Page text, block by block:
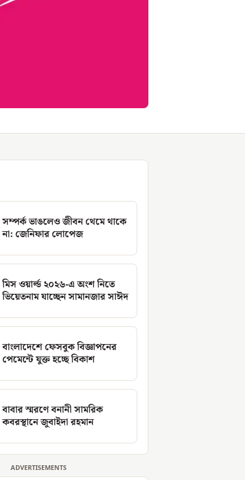
সম্পর্ক ভাঙলেও জীবন থেমে থাকে
না: জেনিফার লোপেজ
মিস ওয়ার্ল্ড ২০২৬-এ অংশ নিতে
ভিয়েতনাম যাচ্ছেন সামানজার সাঈদ
বাংলাদেশে ফেসবুক বিজ্ঞাপনের
পেমেন্টে যুক্ত হচ্ছে বিকাশ
বাবার স্মরণে বনানী সামরিক
কবরস্থানে জুবাইদা রহমান
ADVERTISEMENTS